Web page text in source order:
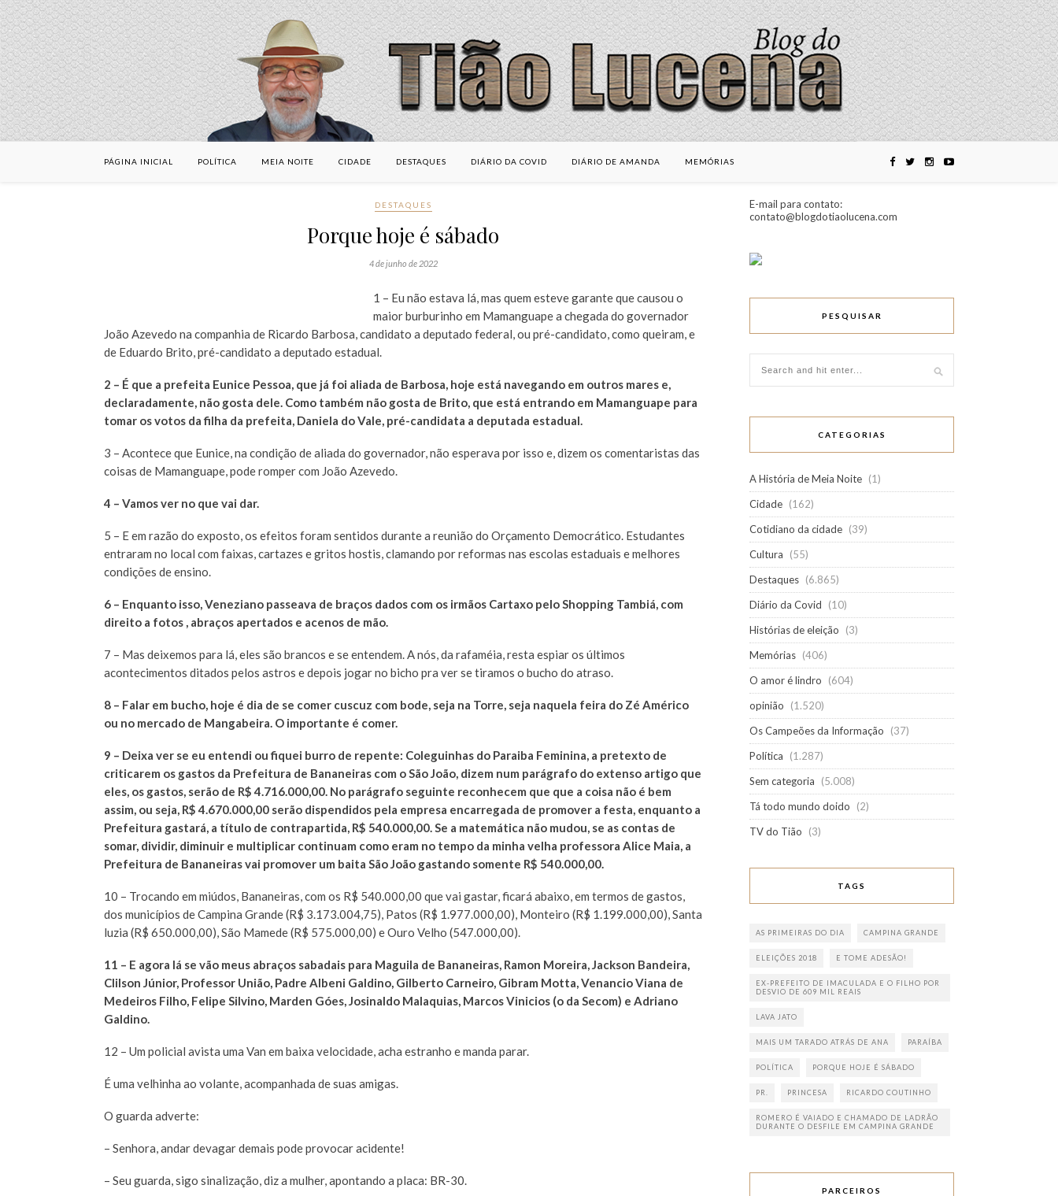
PÁGINA INICIAL POLÍTICA MEIA NOITE CIDADE DESTAQUES DIÁRIO DA COVID DIÁRIO DE AMANDA MEMÓRIAS
DESTAQUES
Porque hoje é sábado
4 de junho de 2022
1 – Eu não estava lá, mas quem esteve garante que causou o
maior burburinho em Mamanguape a chegada do governador
João Azevedo na companhia de Ricardo Barbosa, candidato a deputado federal, ou pré-candidato, como queiram, e
de Eduardo Brito, pré-candidato a deputado estadual.
2 – É que a prefeita Eunice Pessoa, que já foi aliada de Barbosa, hoje está navegando em outros mares e,
declaradamente, não gosta dele. Como também não gosta de Brito, que está entrando em Mamanguape para
tomar os votos da filha da prefeita, Daniela do Vale, pré-candidata a deputada estadual.
3 – Acontece que Eunice, na condição de aliada do governador, não esperava por isso e, dizem os comentaristas das
coisas de Mamanguape, pode romper com João Azevedo.
4 – Vamos ver no que vai dar.
5 – E em razão do exposto, os efeitos foram sentidos durante a reunião do Orçamento Democrático. Estudantes
entraram no local com faixas, cartazes e gritos hostis, clamando por reformas nas escolas estaduais e melhores
condições de ensino.
6 – Enquanto isso, Veneziano passeava de braços dados com os irmãos Cartaxo pelo Shopping Tambiá, com
direito a fotos , abraços apertados e acenos de mão.
7 – Mas deixemos para lá, eles são brancos e se entendem. A nós, da rafaméia, resta espiar os últimos
acontecimentos ditados pelos astros e depois jogar no bicho pra ver se tiramos o bucho do atraso.
8 – Falar em bucho, hoje é dia de se comer cuscuz com bode, seja na Torre, seja naquela feira do Zé Américo
ou no mercado de Mangabeira. O importante é comer.
9 – Deixa ver se eu entendi ou fiquei burro de repente: Coleguinhas do Paraiba Feminina, a pretexto de
criticarem os gastos da Prefeitura de Bananeiras com o São João, dizem num parágrafo do extenso artigo que
eles, os gastos, serão de R$ 4.716.000,00. No parágrafo seguinte reconhecem que que a coisa não é bem
assim, ou seja, R$ 4.670.000,00 serão dispendidos pela empresa encarregada de promover a festa, enquanto a
Prefeitura gastará, a título de contrapartida, R$ 540.000,00. Se a matemática não mudou, se as contas de
somar, dividir, diminuir e multiplicar continuam como eram no tempo da minha velha professora Alice Maia, a
Prefeitura de Bananeiras vai promover um baita São João gastando somente R$ 540.000,00.
10 – Trocando em miúdos, Bananeiras, com os R$ 540.000,00 que vai gastar, ficará abaixo, em termos de gastos,
dos municípios de Campina Grande (R$ 3.173.004,75), Patos (R$ 1.977.000,00), Monteiro (R$ 1.199.000,00), Santa
luzia (R$ 650.000,00), São Mamede (R$ 575.000,00) e Ouro Velho (547.000,00).
11 – E agora lá se vão meus abraços sabadais para Maguila de Bananeiras, Ramon Moreira, Jackson Bandeira,
Clilson Júnior, Professor União, Padre Albeni Galdino, Gilberto Carneiro, Gibram Motta, Venancio Viana de
Medeiros Filho, Felipe Silvino, Marden Góes, Josinaldo Malaquias, Marcos Vinicios (o da Secom) e Adriano
Galdino.
12 – Um policial avista uma Van em baixa velocidade, acha estranho e manda parar.
É uma velhinha ao volante, acompanhada de suas amigas.
O guarda adverte:
– Senhora, andar devagar demais pode provocar acidente!
– Seu guarda, sigo sinalização, diz a mulher, apontando a placa: BR-30.
E-mail para contato:
contato@blogdotiaolucena.com
PESQUISAR
CATEGORIAS
A História de Meia Noite (1)
Cidade (162)
Cotidiano da cidade (39)
Cultura
(55)
Destaques (6.865)
Diário da Covid
(10)
Histórias de eleição
(3)
Memórias (406)
O amor é lindro
(604)
opinião
(1.520)
Os Campeões da Informação
(37)
Política
(1.287)
Sem categoria
(5.008)
Tá todo mundo doido
(2)
TV do Tião
(3)
TAGS
AS PRIMEIRAS DO DIA CAMPINA GRANDE
ELEIÇÕES 2018 E TOME ADESÃO!
EX-PREFEITO DE IMACULADA E O FILHO POR
DESVIO DE 609 MIL REAIS
LAVA JATO
MAIS UM TARADO ATRÁS DE ANA PARAÍBA
POLÍTICA PORQUE HOJE É SÁBADO
PR. PRINCESA RICARDO COUTINHO
ROMERO É VAIADO E CHAMADO DE LADRÃO
DURANTE O DESFILE EM CAMPINA GRANDE
PARCEIROS